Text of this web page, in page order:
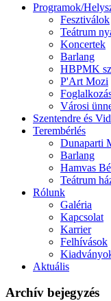
Programok/
Fesztiválok
Teátrum
Koncertek
Barlang
HBPMK
P'Art Mozi
Városi
Szentendre és
Terembérlés
Dunaparti
Barlang
Hamvas
Teátrum
Rólunk
Galéria
Kapcsolat
Karrier
Felhívások
Aktuális
Archív bejegyzés